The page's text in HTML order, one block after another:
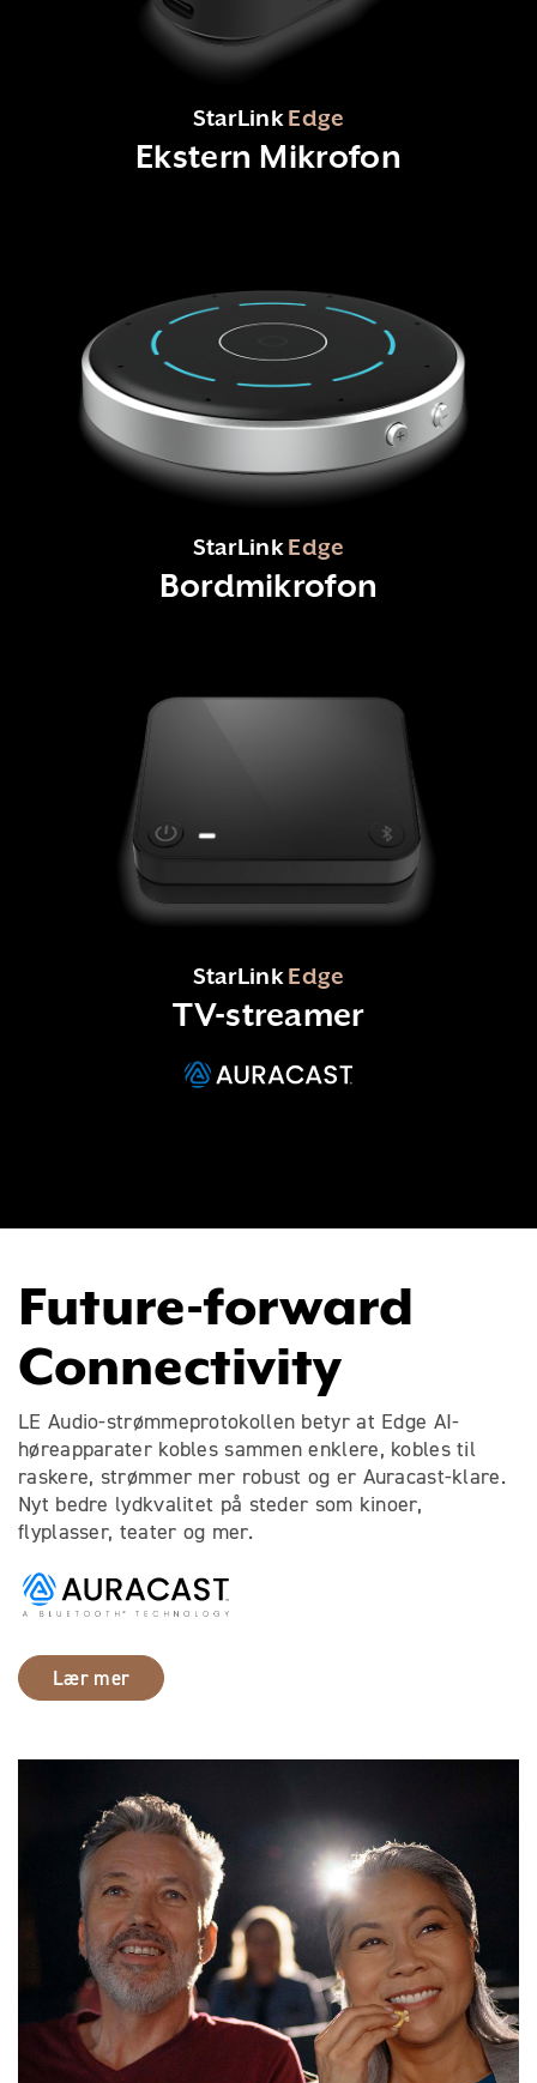
StarLinkEdge
Ekstern Mikrofon
StarLinkEdge
Bordmikrofon
StarLinkEdge
TV-streamer
Future-forward
Connectivity
LE Audio-strømmeprotokollen betyr at Edge AI-
høreapparater kobles sammen enklere, kobles til
raskere, strømmer mer robust og er Auracast-klare.
Nyt bedre lydkvalitet på steder som kinoer,
flyplasser, teater og mer.
Lær mer